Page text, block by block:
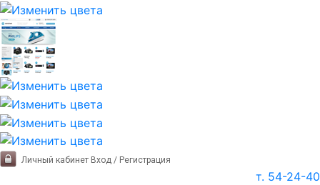
Личный кабинет Вход / Регистрация
т. 54-24-40